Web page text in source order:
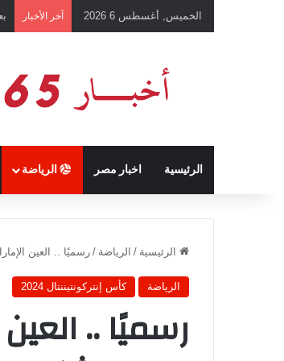
الخميس, أغسطس 6 2026 آخر الأخبار
الرئيسية اخبار مصر الرياضة
الرئيسية / الرياضة / رسميًا .. العين
الرياضة كأس إنتركونتيننتال 2024
رسميًا ..